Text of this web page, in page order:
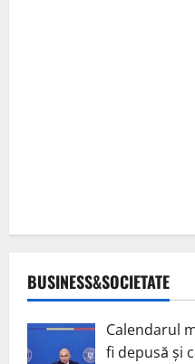
BUSINESS&SOCIETATE
Calendarul
fi depusă și